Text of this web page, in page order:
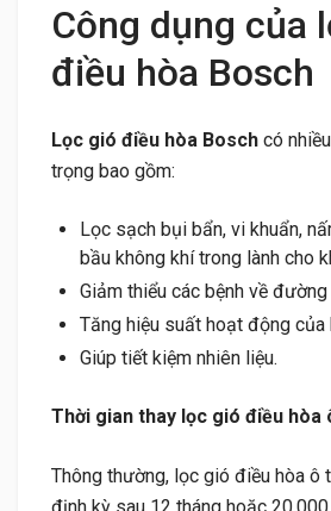
Công dụng của
điều hòa Bosch
Lọc gió điều hòa Bosch có
trọng bao gồm:
Lọc sạch bụi bẩn, vi khuẩn,
bầu không khí trong lành cho
Giảm thiểu các bệnh về
Tăng hiệu suất hoạt động của
Giúp tiết kiệm nhiên liệu.
Thời gian thay lọc gió điều hòa
Thông thường, lọc gió điều hòa ô